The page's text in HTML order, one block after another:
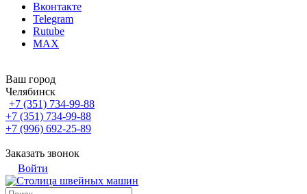
Вконтакте
Telegram
Rutube
MAX
Ваш город
Челябинск
+7 (351) 734-99-88
+7 (351) 734-99-88
+7 (996) 692-25-89
Заказать звонок
Войти